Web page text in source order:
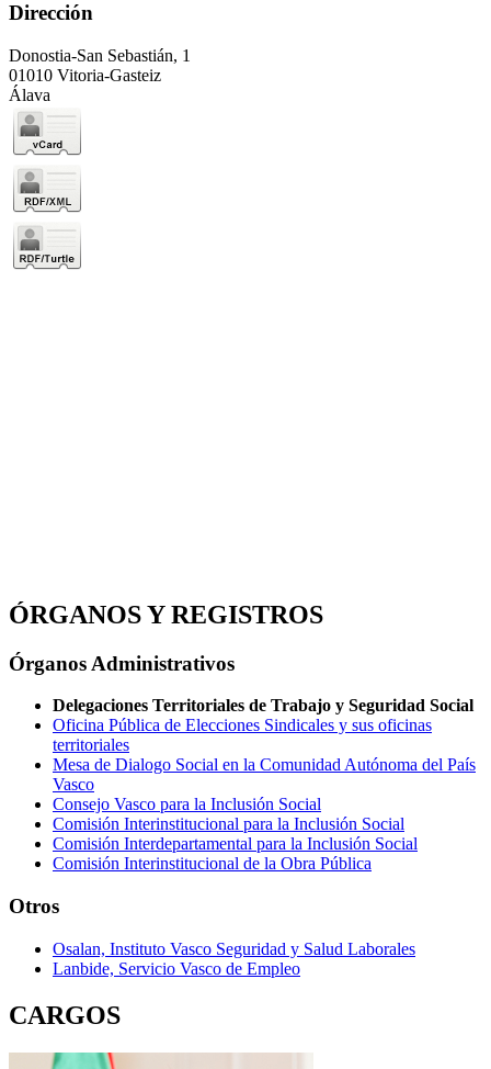
Dirección
Donostia-San Sebastián, 1
01010 Vitoria-Gasteiz
Álava
ÓRGANOS Y REGISTROS
Órganos Administrativos
Delegaciones Territoriales de Trabajo y Seguridad Social
Oficina Pública de Elecciones Sindicales y sus oficinas
territoriales
Mesa de Dialogo Social en la Comunidad Autónoma del País
Vasco
Consejo Vasco para la Inclusión Social
Comisión Interinstitucional para la Inclusión Social
Comisión Interdepartamental para la Inclusión Social
Comisión Interinstitucional de la Obra Pública
Otros
Osalan, Instituto Vasco Seguridad y Salud Laborales
Lanbide, Servicio Vasco de Empleo
CARGOS